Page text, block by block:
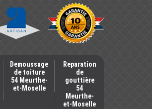
Demoussage
de toiture
54 Meurthe-
et-Moselle
Reparation
de
gouttière
54
Meurthe-
et-Moselle